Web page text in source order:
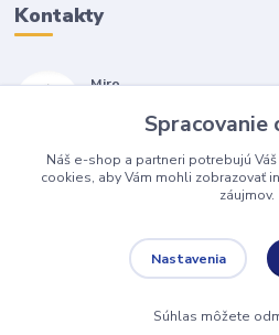
Kontakty
Miro
(Po-Pia, 7-17 hod.)
isopneumatiky@isopneumatiky.sk
Vytvorené na
Spracovanie
Náš e-shop a partneri potrebujú Váš
cookies, aby Vám mohli zobrazovať
záujmov.
Nastavenia
Súhlas môžete